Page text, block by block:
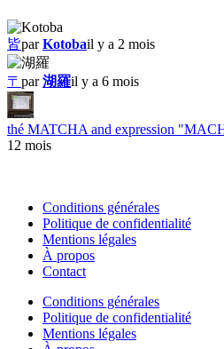
皆parKotobail y a 2 mois
〒 par湖羅il y a 6 mois
thé MATCHA and expression
12 mois
Conditions générales
Politique de confidentialité
Mentions légales
À propos
Contact
Conditions générales
Politique de confidentialité
Mentions légales